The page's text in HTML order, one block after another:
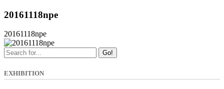
20161118npe
20161118npe
Go!
EXHIBITION